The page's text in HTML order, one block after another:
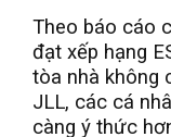
Theo báo cáo
đạt xếp hạng
tòa nhà không
JLL, các cá
càng ý thức